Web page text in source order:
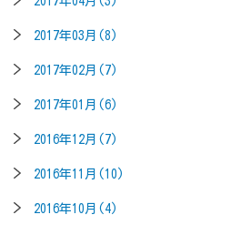
2017年03月(8)
2017年02月(7)
2017年01月(6)
2016年12月(7)
2016年11月(10)
2016年10月(4)